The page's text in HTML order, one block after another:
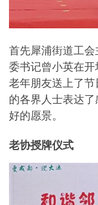
首先犀浦街道工
委书记曾小英在
老年朋友送上了
的各界人士表达
好的愿景。
老协授牌仪式